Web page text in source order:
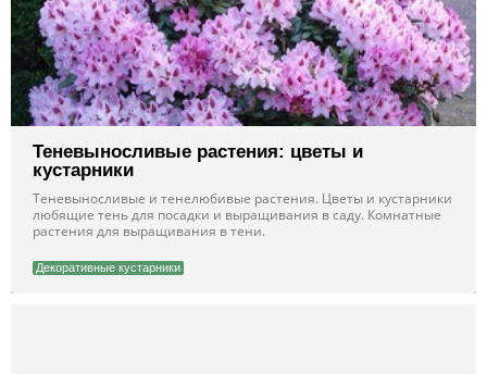
Теневыносливые растения: цветы и
кустарники
Теневыносливые и тенелюбивые растения. Цветы и кустарники
любящие тень для посадки и выращивания в саду. Комнатные
растения для выращивания в тени.
Декоративные кустарники